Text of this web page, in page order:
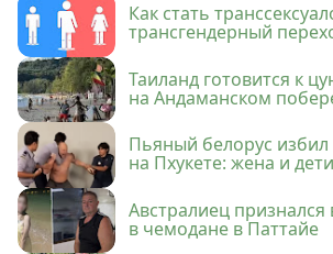
Как стать
трансгендерный
Таиланд готовится к
на Андаманском
Пьяный белорус
на Пхукете: жена и
Австралиец признался
в чемодане в Паттайе